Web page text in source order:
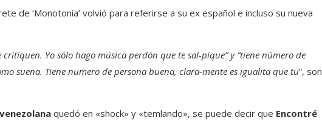
de ‘Monotonía’ volvió para referirse a su ex español e incluso su nueva
Yo sólo hago música perdón que te sal-pique” y “tiene número de
suena. Tiene numero de persona buena, clara-mente es igualita que tu”, son
quedó en «shock» y «temlando», se puede decir que Encontré